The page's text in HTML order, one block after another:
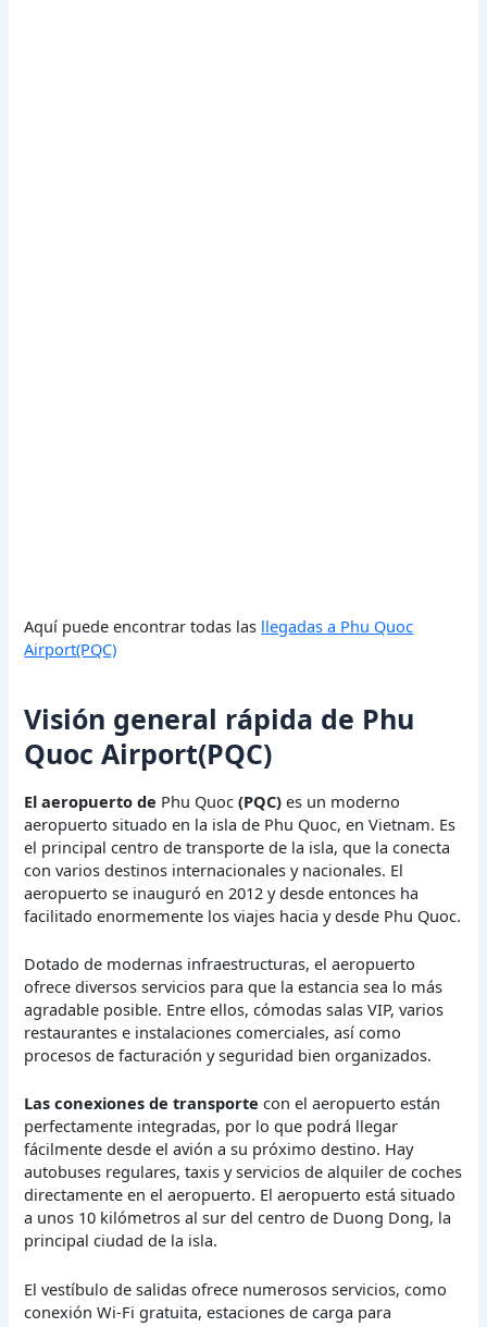
Aquí puede encontrar todas las llegadas a Phu Quoc
Airport(PQC)
Visión general rápida de Phu
Quoc Airport(PQC)
El aeropuerto de Phu Quoc(PQC) es un moderno
aeropuerto situado en la isla de Phu Quoc, en Vietnam. Es
el principal centro de transporte de la isla, que la conecta
con varios destinos internacionales y nacionales. El
aeropuerto se inauguró en 2012 y desde entonces ha
facilitado enormemente los viajes hacia y desde Phu Quoc.
Dotado de modernas infraestructuras, el aeropuerto
ofrece diversos servicios para que la estancia sea lo más
agradable posible. Entre ellos, cómodas salas VIP, varios
restaurantes e instalaciones comerciales, así como
procesos de facturación y seguridad bien organizados.
Las conexiones de transporte con el aeropuerto están
perfectamente integradas, por lo que podrá llegar
fácilmente desde el avión a su próximo destino. Hay
autobuses regulares, taxis y servicios de alquiler de coches
directamente en el aeropuerto. El aeropuerto está situado
a unos 10 kilómetros al sur del centro de Duong Dong, la
principal ciudad de la isla.
El vestíbulo de salidas ofrece numerosos servicios, como
conexión Wi-Fi gratuita, estaciones de carga para